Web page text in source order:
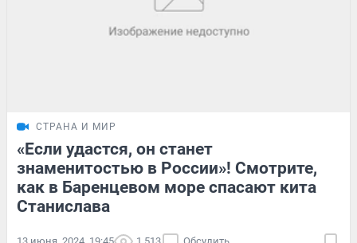
СТРАНА И МИР
«Если удастся, он станет
знаменитостью в России»! Смотрите,
как в Баренцевом море спасают кита
Станислава